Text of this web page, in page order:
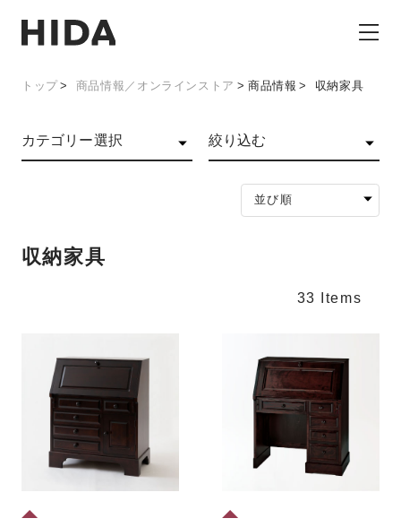
トップ 商品情報／オンラインストア 商品情報 収納家具
カテゴリー選択 絞り込む
並び順
収納家具
33 Items